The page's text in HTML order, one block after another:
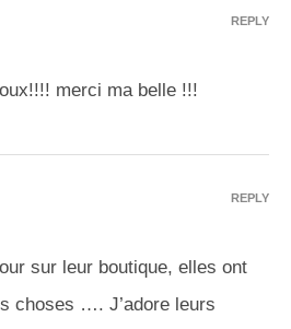
merci ma belle !!!
REPLY
sur leur boutique, elles ont
choses …. J’adore leurs
REPLY